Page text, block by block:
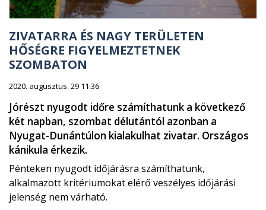
ZIVATARRA ÉS NAGY TERÜLETEN
HŐSÉGRE FIGYELMEZTETNEK
SZOMBATON
2020. augusztus. 29 11:36
Jórészt nyugodt időre számíthatunk a következő
két napban, szombat délutántól azonban a
Nyugat-Dunántúlon kialakulhat zivatar. Országos
kánikula érkezik.
Pénteken nyugodt időjárásra számíthatunk,
alkalmazott kritériumokat elérő veszélyes időjárási
jelenség nem várható.